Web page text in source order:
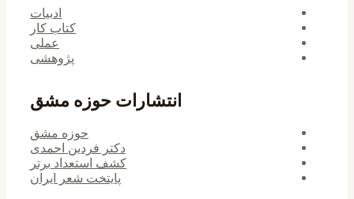
ادبیات
کتاب کار
عملی
پژوهشی
انتشارات حوزه مشق
حوزه مشق
دکتر فردین احمدی
کشف استعداد برتر
پایتخت شعر ایران